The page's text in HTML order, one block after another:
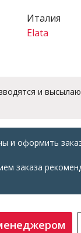
Италия
Elata
и
и оформить
заказа